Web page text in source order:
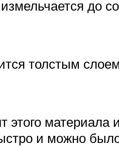
до
толстым
этого
и можно